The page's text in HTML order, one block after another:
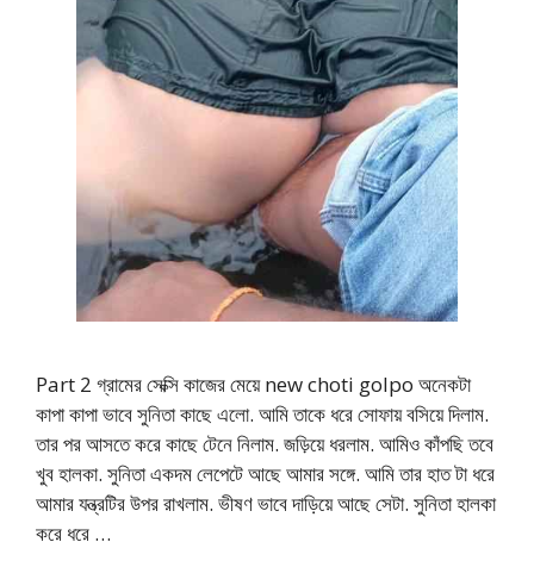
Part 2 গ্রামের সেক্সি কাজের মেয়ে new choti golpo অনেকটা
কাপা কাপা ভাবে সুনিতা কাছে এলো. আমি তাকে ধরে সোফায় বসিয়ে দিলাম.
তার পর আসতে করে কাছে টেনে নিলাম. জড়িয়ে ধরলাম. আমিও কাঁপছি তবে
খুব হালকা. সুনিতা একদম লেপেটে আছে আমার সঙ্গে. আমি তার হাত টা ধরে
আমার যন্ত্রটির উপর রাখলাম. ভীষণ ভাবে দাড়িয়ে আছে সেটা. সুনিতা হালকা
করে ধরে …